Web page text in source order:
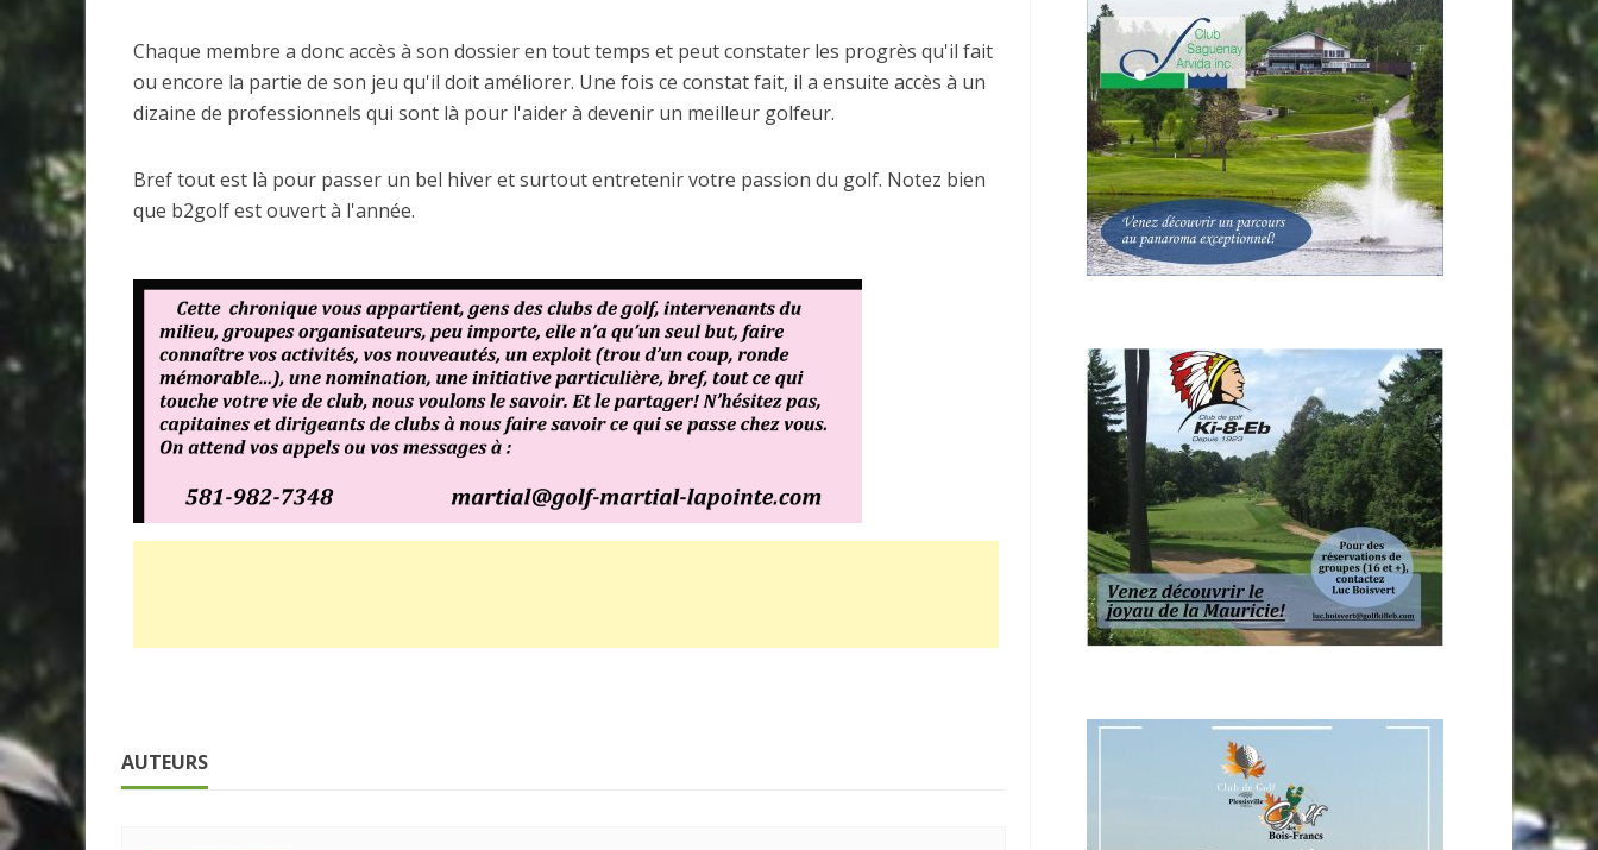
Chaque membre a donc accès à son dossier en tout temps et peut constater les progrès qu'il fait
ou encore la partie de son jeu qu'il doit améliorer. Une fois ce constat fait, il a ensuite accès à un
dizaine de professionnels qui sont là pour l'aider à devenir un meilleur golfeur.
Bref tout est là pour passer un bel hiver et surtout entretenir votre passion du golf. Notez bien
que b2golf est ouvert à l'année.
AUTEURS